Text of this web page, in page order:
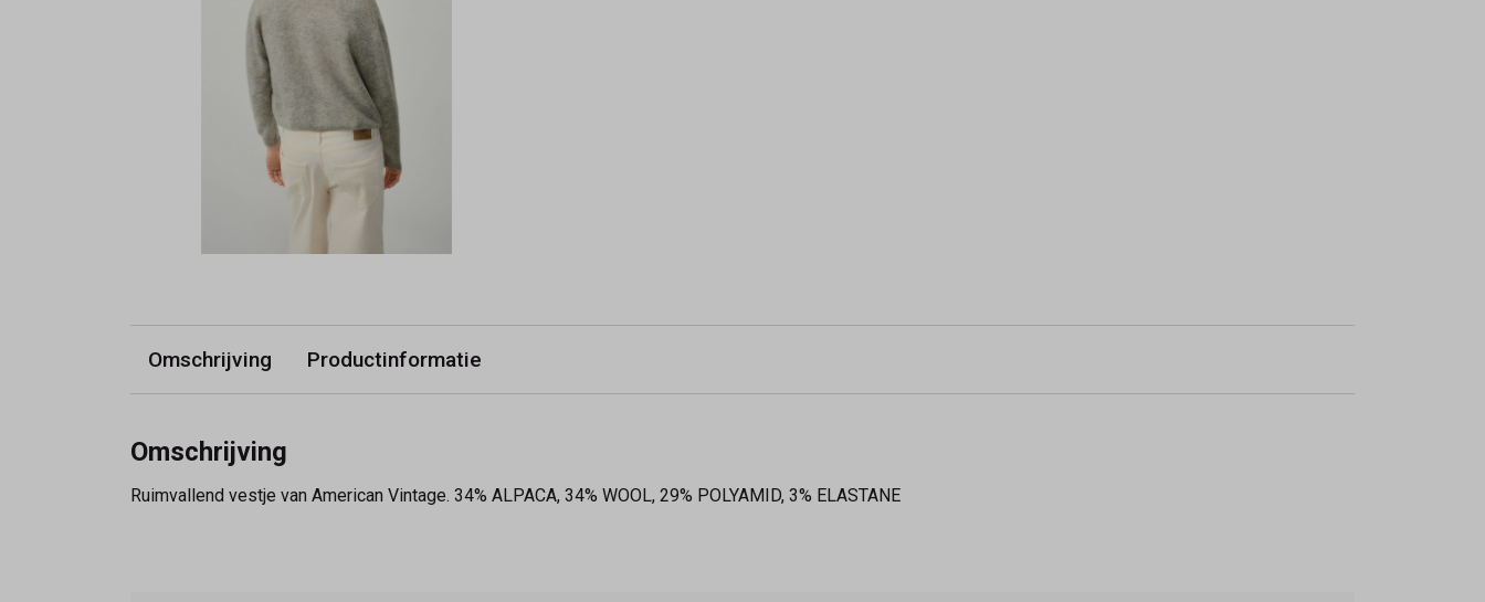
Omschrijving Productinformatie
Omschrijving
Ruimvallend vestje van American Vintage. 34% ALPACA, 34% WOOL, 29% POLYAMID, 3% ELASTANE